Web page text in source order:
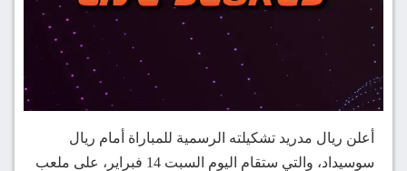
أعلن ريال مدريد تشكيلته الرسمية للمباراة أمام ريال
سوسيداد، والتي ستقام اليوم السبت 14 فبراير، على ملعب